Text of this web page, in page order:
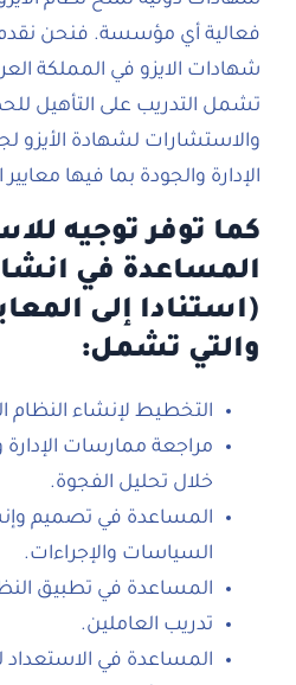
فعالية أي مؤسسة. فنحن
شهادات الايزو في المملكة
تشمل التدريب على التأهيل
والاستشارات لشهادة
الإدارة والجودة بما فيها معايير
كما توفر توجيه
المساعدة في
(استنادا إلى
والتي تشمل:
التخطيط لإنشاء النظام
مراجعة ممارسات
خلال تحليل الفجوة.
المساعدة في تصميم
السياسات والإجراءات.
المساعدة في تطبيق
تدريب العاملين.
المساعدة في الاستعداد